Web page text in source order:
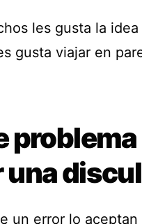
les gusta la
gusta viajar en
una
un error lo